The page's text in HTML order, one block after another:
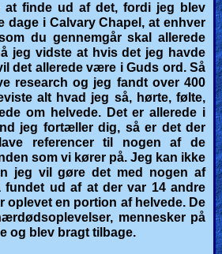
at finde ud af det, fordi jeg blev
dage i Calvary Chapel, at enhver
du gennemgår skal allerede
jeg vidste at hvis det jeg havde
det allerede være i Guds ord. Så
research og jeg fandt over 400
alt hvad jeg så, hørte, følte,
om helvede. Det er allerede i
jeg fortæller dig, så er det der
referencer til nogen af de
som vi kører på. Jeg kan ikke
jeg vil gøre det med nogen af
fundet ud af at der var 14 andre
oplevet en portion af helvede. De
mennesker på
og blev bragt tilbage.